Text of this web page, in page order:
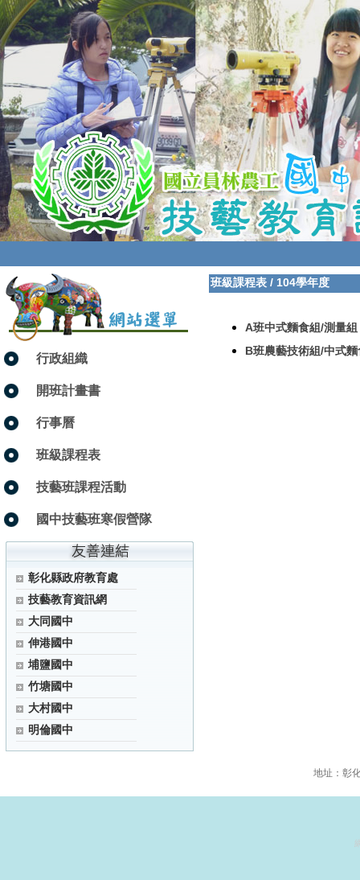
行政組織
開班計畫書
行事曆
班級課程表
技藝班課程活動
國中技藝班寒假營隊
彰化縣政府教育處
技藝教育資訊網
大同國中
伸港國中
埔鹽國中
竹塘國中
大村國中
明倫國中
班級課程表 / 104學年度
A班中式麵食組/測量組
B班農藝技術組/中式麵
地址：彰